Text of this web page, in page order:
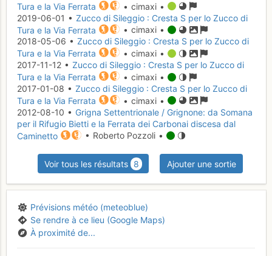
Tura e la Via Ferrata
• cimaxi •
2019-06-01 • Zucco di Sileggio : Cresta S per lo Zucco di
Tura e la Via Ferrata
• cimaxi •
2018-05-06 • Zucco di Sileggio : Cresta S per lo Zucco di
Tura e la Via Ferrata
• cimaxi •
2017-11-12 • Zucco di Sileggio : Cresta S per lo Zucco di
Tura e la Via Ferrata
• cimaxi •
2017-01-08 • Zucco di Sileggio : Cresta S per lo Zucco di
Tura e la Via Ferrata
• cimaxi •
2012-08-10 • Grigna Settentrionale / Grignone: da Somana
per il Rifugio Bietti e la Ferrata dei Carbonai discesa dal
Caminetto
• Roberto Pozzoli •
Voir tous les résultats 8 Ajouter une sortie
Prévisions météo (meteoblue)
Se rendre à ce lieu (Google Maps)
À proximité de...